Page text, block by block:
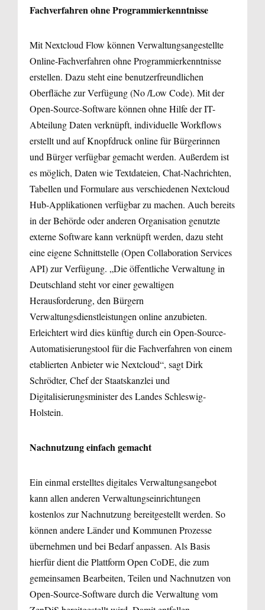
Fachverfahren ohne Programmierkenntnisse
Mit Nextcloud Flow können Verwaltungsangestellte
Online-Fachverfahren ohne Programmierkenntnisse
erstellen. Dazu steht eine benutzerfreundlichen
Oberfläche zur Verfügung (No /Low Code). Mit der
Open-Source-Software können ohne Hilfe der IT-
Abteilung Daten verknüpft, individuelle Workflows
erstellt und auf Knopfdruck online für Bürgerinnen
und Bürger verfügbar gemacht werden. Außerdem ist
es möglich, Daten wie Textdateien, Chat-Nachrichten,
Tabellen und Formulare aus verschiedenen Nextcloud
Hub-Applikationen verfügbar zu machen. Auch bereits
in der Behörde oder anderen Organisation genutzte
externe Software kann verknüpft werden, dazu steht
eine eigene Schnittstelle (Open Collaboration Services
API) zur Verfügung. „Die öffentliche Verwaltung in
Deutschland steht vor einer gewaltigen
Herausforderung, den Bürgern
Verwaltungsdienstleistungen online anzubieten.
Erleichtert wird dies künftig durch ein Open-Source-
Automatisierungstool für die Fachverfahren von einem
etablierten Anbieter wie Nextcloud“, sagt Dirk
Schrödter, Chef der Staatskanzlei und
Digitalisierungsminister des Landes Schleswig-
Holstein.
Nachnutzung einfach gemacht
Ein einmal erstelltes digitales Verwaltungsangebot
kann allen anderen Verwaltungseinrichtungen
kostenlos zur Nachnutzung bereitgestellt werden. So
können andere Länder und Kommunen Prozesse
übernehmen und bei Bedarf anpassen. Als Basis
hierfür dient die Plattform Open CoDE, die zum
gemeinsamen Bearbeiten, Teilen und Nachnutzen von
Open-Source-Software durch die Verwaltung vom